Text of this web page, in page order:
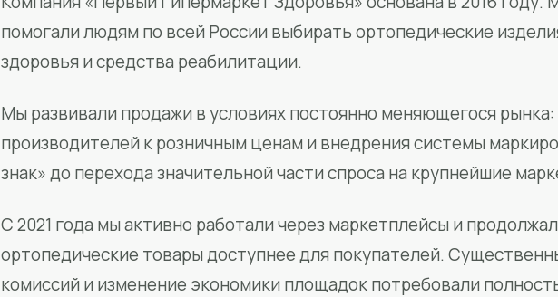
помогали людям по всей России выбирать ортопедические
здоровья и средства реабилитации.
Мы развивали продажи в условиях постоянно меняющегося
производителей к розничным ценам и внедрения системы
знак» до перехода значительной части спроса на крупнейшие
С 2021 года мы активно работали через маркетплейсы и
ортопедические товары доступнее для покупателей.
комиссий и изменение экономики площадок потребовали